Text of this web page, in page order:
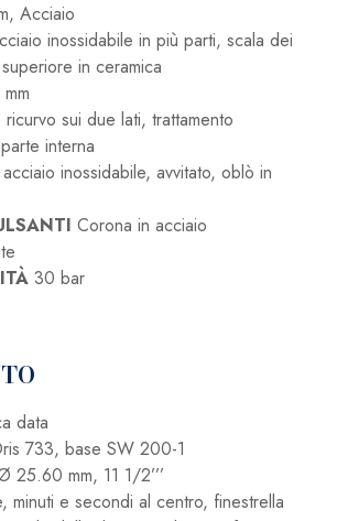
Acciaio
inossidabile in più parti, scala dei
in ceramica
ricurvo sui due lati, trattamento
interna
inossidabile, avvitato, oblò in
Corona in acciaio
30 bar
data
733, base SW 200-1
25.60 mm, 11 1/2’’’
minuti e secondi al centro, finestrella